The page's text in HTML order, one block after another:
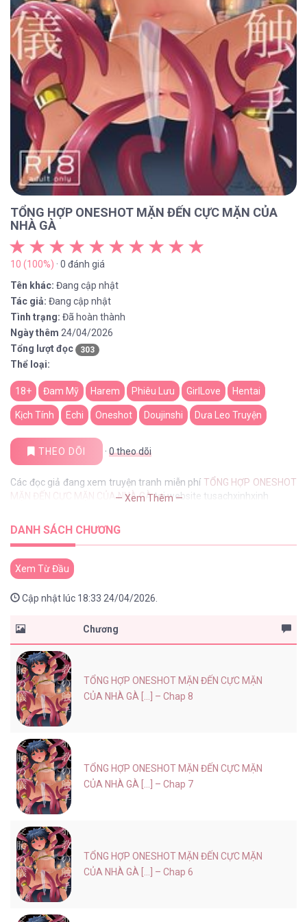
TỔNG HỢP ONESHOT MẶN ĐẾN CỰC MẶN CỦA
NHÀ GÀ
10 (100%) · 0 đánh giá
Tên khác: Đang cập nhật
Tác giả: Đang cập nhật
Tình trạng: Đã hoàn thành
Ngày thêm 24/04/2026
Tổng lượt đọc
303
Thể loại:
18+ Đam Mỹ Harem Phiêu Lưu GirlLove Hentai
Kịch Tính Echi Oneshot Doujinshi Dưa Leo Truyện
THEO DÕI · 0theo dõi
Các đọc giả đang xem truyện tranh miễn phí TỔNG HỢP ONESHOT
MẶN ĐẾN CỰC MẶN CỦA NHÀ GÀtại website tusachxinhxinh
— Xem Thêm —
DANH SÁCH CHƯƠNG
Xem Từ Đầu
Cập nhật lúc 18:33 24/04/2026.
Chương
TỔNG HỢP ONESHOT MẶN ĐẾN CỰC MẶN
CỦA NHÀ GÀ [...] – Chap 8
TỔNG HỢP ONESHOT MẶN ĐẾN CỰC MẶN
CỦA NHÀ GÀ [...] – Chap 7
TỔNG HỢP ONESHOT MẶN ĐẾN CỰC MẶN
CỦA NHÀ GÀ [...] – Chap 6